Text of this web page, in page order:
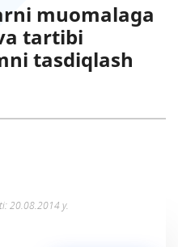
muomalaga
tartibi
tasdiqlash
20.08.2014 y.